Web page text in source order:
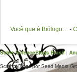
Você que é Biólogo… -
Sobre ScienceBlogs Brasil|
ScienceBlogs por Seed Media